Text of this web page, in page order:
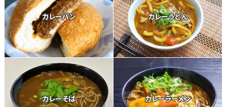
カレーパン カレーうどん
カレーそば カレーラーメン